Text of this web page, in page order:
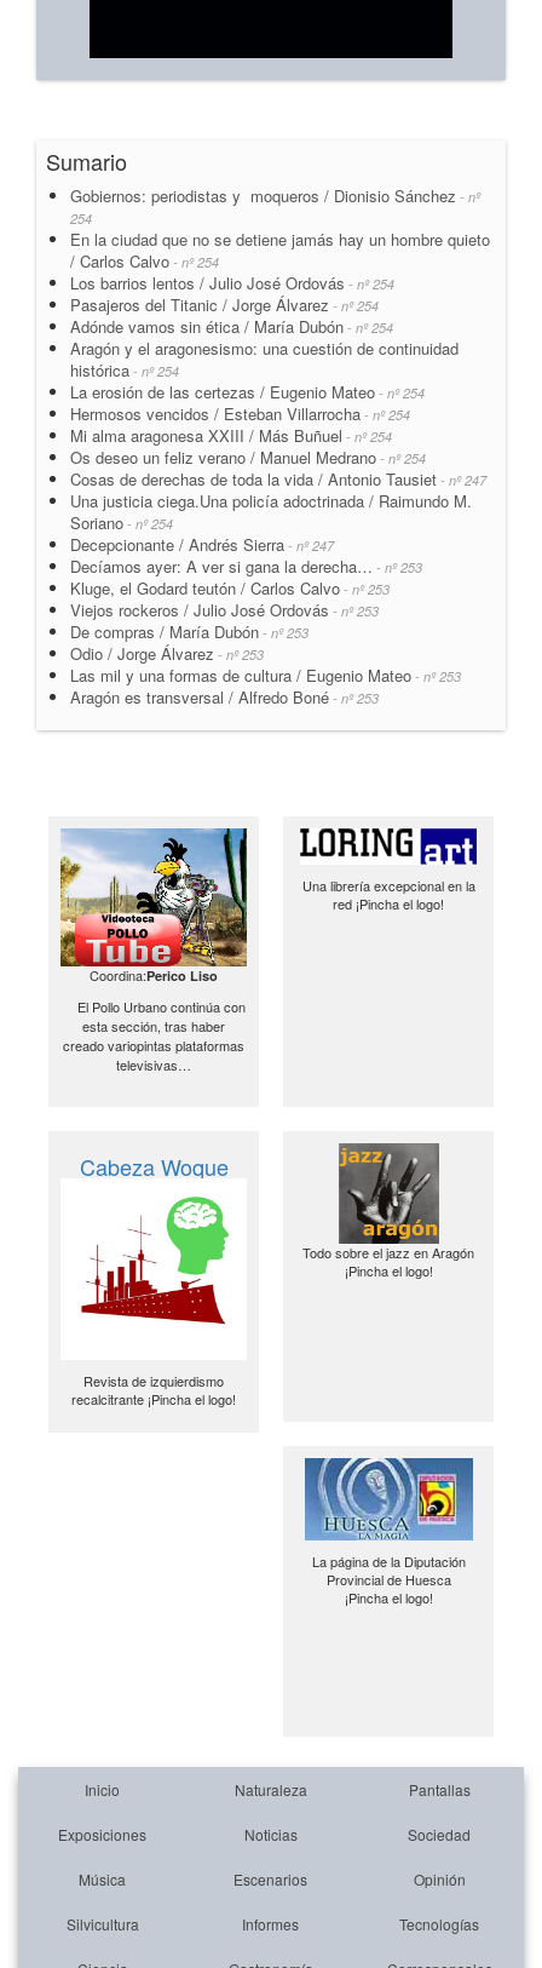
Sumario
Gobiernos: periodistas y moqueros / Dionisio Sánchez - nº
254
En la ciudad que no se detiene jamás hay un hombre quieto
/ Carlos Calvo - nº 254
Los barrios lentos / Julio José Ordovás - nº 254
Pasajeros del Titanic / Jorge Álvarez - nº 254
Adónde vamos sin ética / María Dubón - nº 254
Aragón y el aragonesismo: una cuestión de continuidad
histórica - nº 254
La erosión de las certezas / Eugenio Mateo - nº 254
Hermosos vencidos / Esteban Villarrocha - nº 254
Mi alma aragonesa XXIII / Más Buñuel - nº 254
Os deseo un feliz verano / Manuel Medrano - nº 254
Cosas de derechas de toda la vida / Antonio Tausiet - nº 247
Una justicia ciega.Una policía adoctrinada / Raimundo M.
Soriano - nº 254
Decepcionante / Andrés Sierra - nº 247
Decíamos ayer: A ver si gana la derecha… - nº 253
Kluge, el Godard teutón / Carlos Calvo - nº 253
Viejos rockeros / Julio José Ordovás - nº 253
De compras / María Dubón - nº 253
Odio / Jorge Álvarez - nº 253
Las mil y una formas de cultura / Eugenio Mateo - nº 253
Aragón es transversal / Alfredo Boné - nº 253
Coordina:Perico Liso
El Pollo Urbano continúa con
esta sección, tras haber
creado variopintas plataformas
televisivas…
Una librería excepcional en la
red ¡Pincha el logo!
Cabeza Woque
Revista de izquierdismo
recalcitrante ¡Pincha el logo!
Todo sobre el jazz en Aragón
¡Pincha el logo!
La página de la Diputación
Provincial de Huesca
¡Pincha el logo!
Inicio Naturaleza Pantallas
Exposiciones Noticias Sociedad
Música Escenarios Opinión
Silvicultura Informes Tecnologías